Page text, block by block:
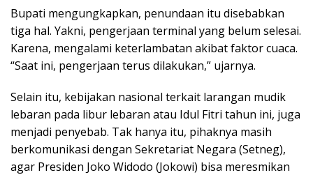
Bupati mengungkapkan, penundaan itu disebabkan
tiga hal. Yakni, pengerjaan terminal yang belum selesai.
Karena, mengalami keterlambatan akibat faktor cuaca.
“Saat ini, pengerjaan terus dilakukan,” ujarnya.
Selain itu, kebijakan nasional terkait larangan mudik
lebaran pada libur lebaran atau Idul Fitri tahun ini, juga
menjadi penyebab. Tak hanya itu, pihaknya masih
berkomunikasi dengan Sekretariat Negara (Setneg),
agar Presiden Joko Widodo (Jokowi) bisa meresmikan